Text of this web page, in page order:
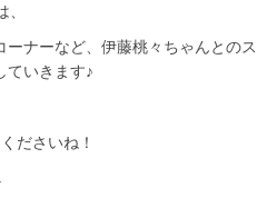
ナーなど、伊藤桃々ちゃんとのス
ていきます♪
ださいね！